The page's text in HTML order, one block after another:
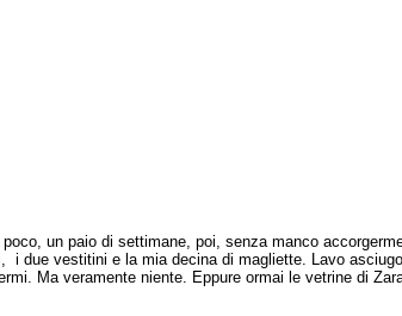
poco, un paio di settimane, poi, senza manco
i due vestitini e la mia decina di magliette. Lavo
Ma veramente niente. Eppure ormai le vetrine di